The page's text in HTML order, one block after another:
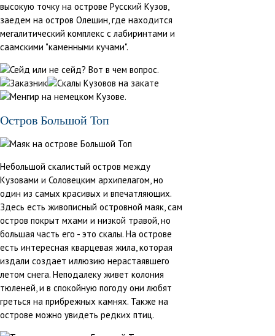
высокую точку на острове Русский Кузов,
заедем на остров Олешин, где находится
мегалитический комплекс с лабиринтами и
саамскими "каменными кучами".
Остров Большой Топ
Небольшой скалистый остров между
Кузовами и Соловецким архипелагом, но
один из самых красивых и впечатляющих.
Здесь есть живописный островной маяк, сам
остров покрыт мхами и низкой травой, но
большая часть его - это скалы. На острове
есть интересная кварцевая жила, которая
издали создает иллюзию нерастаявшего
летом снега. Неподалеку живет колония
тюленей, и в спокойную погоду они любят
греться на прибрежных камнях. Также на
острове можно увидеть редких птиц.